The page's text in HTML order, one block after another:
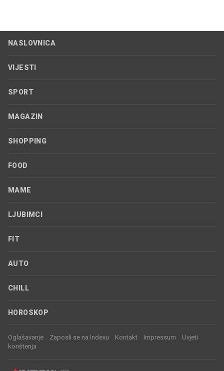
NASLOVNICA
VIJESTI
SPORT
MAGAZIN
SHOPPING
FOOD
MAME
LJUBIMCI
FIT
AUTO
CHILL
HOROSKOP
Oglašavanje Zaposli se na Indexu Kontakt Impressum
Uvjeti
korištenja